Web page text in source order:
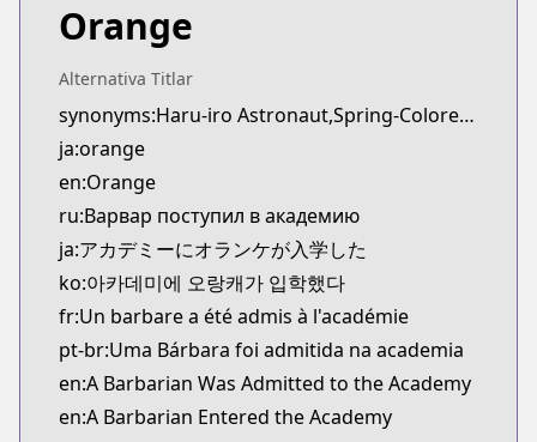
Orange
Alternativa Titlar
synonyms:Haru-iro Astronaut,Spring-Colored Astronaut,orange: Mirai,orange: future
ja:orange
en:Orange
ru:Варвар поступил в академию
ja:アカデミーにオランケが入学した
ko:아카데미에 오랑캐가 입학했다
fr:Un barbare a été admis à l'académie
pt-br:Uma Bárbara foi admitida na academia
en:A Barbarian Was Admitted to the Academy
en:A Barbarian Entered the Academy